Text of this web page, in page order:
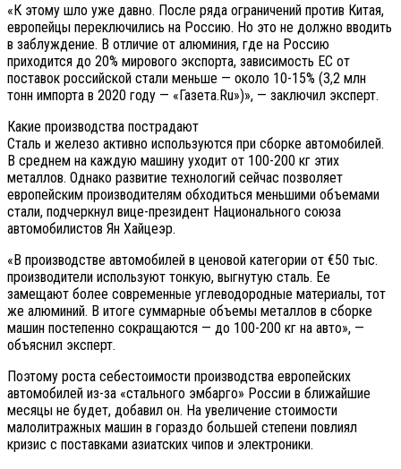
«К этому шло уже давно. После ряда ограничений против Китая,
европейцы переключились на Россию. Но это не должно вводить
в заблуждение. В отличие от алюминия, где на Россию
приходится до 20% мирового экспорта, зависимость ЕС от
поставок российской стали меньше — около 10-15% (3,2 млн
тонн импорта в 2020 году — «Газета.Ru»)», — заключил эксперт.
Какие производства пострадают
Сталь и железо активно используются при сборке автомобилей.
В среднем на каждую машину уходит от 100-200 кг этих
металлов. Однако развитие технологий сейчас позволяет
европейским производителям обходиться меньшими объемами
стали, подчеркнул вице-президент Национального союза
автомобилистов Ян Хайцеэр.
«В производстве автомобилей в ценовой категории от €50 тыс.
производители используют тонкую, выгнутую сталь. Ее
замещают более современные углеводородные материалы, тот
же алюминий. В итоге суммарные объемы металлов в сборке
машин постепенно сокращаются — до 100-200 кг на авто», —
объяснил эксперт.
Поэтому роста себестоимости производства европейских
автомобилей из-за «стального эмбарго» России в ближайшие
месяцы не будет, добавил он. На увеличение стоимости
малолитражных машин в гораздо большей степени повлиял
кризис с поставками азиатских чипов и электроники.